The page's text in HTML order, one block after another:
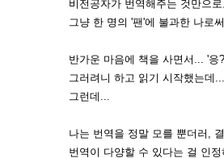
비전공자가 번역해주는 것만으
그냥 한 명의 '팬'에 불과한 나로
반가운 마음에 책을 사면서... '
그러려니 하고 읽기 시작했는데...
그런데...
나는 번역을 정말 모를 뿐더러,
번역이 다양할 수 있다는 걸 인